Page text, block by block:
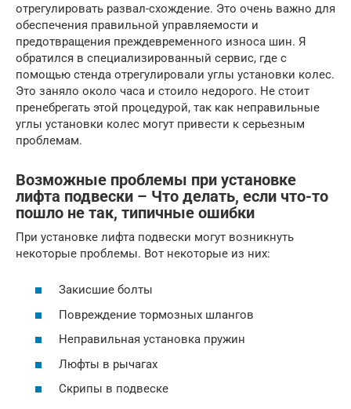
отрегулировать развал-схождение. Это очень важно для
обеспечения правильной управляемости и
предотвращения преждевременного износа шин. Я
обратился в специализированный сервис, где с
помощью стенда отрегулировали углы установки колес.
Это заняло около часа и стоило недорого. Не стоит
пренебрегать этой процедурой, так как неправильные
углы установки колес могут привести к серьезным
проблемам.
Возможные проблемы при установке
лифта подвески – Что делать, если что-то
пошло не так, типичные ошибки
При установке лифта подвески могут возникнуть
некоторые проблемы. Вот некоторые из них:
Закисшие болты
Повреждение тормозных шлангов
Неправильная установка пружин
Люфты в рычагах
Скрипы в подвеске